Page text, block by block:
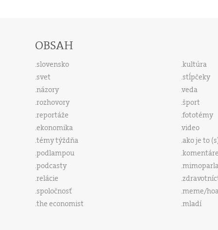
OBSAH
slovensko
svet
názory
rozhovory
reportáže
ekonomika
témy týždňa
podlampou
podcasty
relácie
spoločnosť
the economist
kultúra
stĺpčeky
veda
šport
fototémy
video
ako je to
meme/
mladí